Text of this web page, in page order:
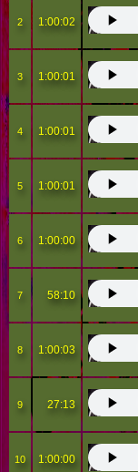
2 1:00:02
3 1:00:01
4 1:00:01
5 1:00:01
6 1:00:00
7 58:10
8 1:00:03
9 27:13
10 1:00:00